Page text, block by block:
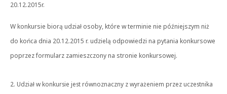
20.12.2015r.
W konkursie biorą udział osoby, które w terminie nie późniejszym niż
do końca dnia 20.12.2015 r. udzielą odpowiedzi na pytania konkursowe
poprzez formularz zamieszczony na stronie konkursowej.
2. Udział w konkursie jest równoznaczny z wyrażeniem przez uczestnika